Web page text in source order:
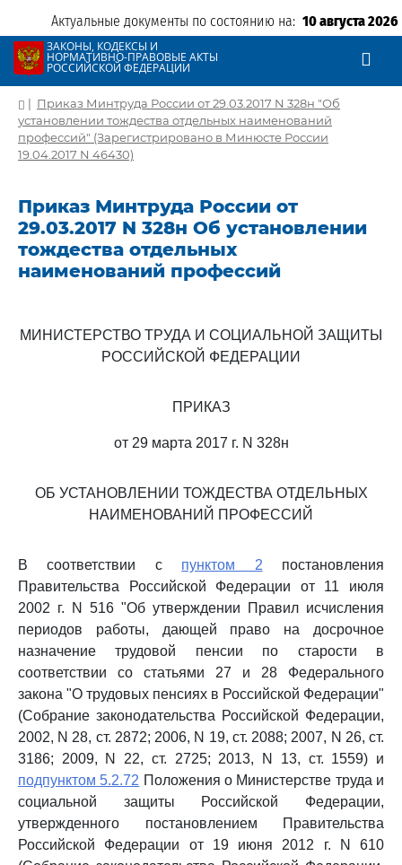
Актуальные документы по состоянию на: 10 августа 2026
ЗАКОНЫ, КОДЕКСЫ И
НОРМАТИВНО-ПРАВОВЫЕ АКТЫ
РОССИЙСКОЙ ФЕДЕРАЦИИ
| Приказ Минтруда России от 29.03.2017 N 328н "Об
установлении тождества отдельных наименований
профессий" (Зарегистрировано в Минюсте России
19.04.2017 N 46430)
Приказ Минтруда России от
29.03.2017 N 328н Об установлении
тождества отдельных
наименований профессий
МИНИСТЕРСТВО ТРУДА И СОЦИАЛЬНОЙ ЗАЩИТЫ
РОССИЙСКОЙ ФЕДЕРАЦИИ
ПРИКАЗ
от 29 марта 2017 г. N 328н
ОБ УСТАНОВЛЕНИИ ТОЖДЕСТВА ОТДЕЛЬНЫХ
НАИМЕНОВАНИЙ ПРОФЕССИЙ
В соответствии с пунктом 2 постановления
Правительства Российской Федерации от 11 июля
2002 г. N 516 "Об утверждении Правил исчисления
периодов работы, дающей право на досрочное
назначение трудовой пенсии по старости в
соответствии со статьями 27 и 28 Федерального
закона "О трудовых пенсиях в Российской Федерации"
(Собрание законодательства Российской Федерации,
2002, N 28, ст. 2872; 2006, N 19, ст. 2088; 2007, N 26, ст.
3186; 2009, N 22, ст. 2725; 2013, N 13, ст. 1559) и
подпунктом 5.2.72 Положения о Министерстве труда и
социальной защиты Российской Федерации,
утвержденного постановлением Правительства
Российской Федерации от 19 июня 2012 г. N 610